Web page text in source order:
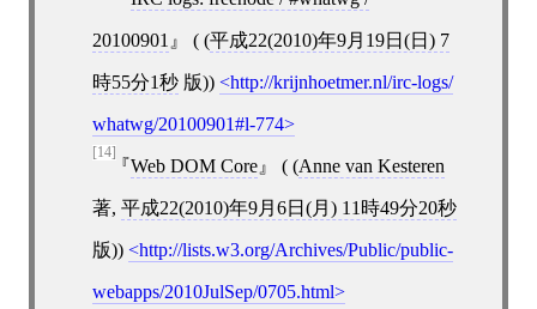
20100901 ( (平成22(2010)年9月19日(日) 7
時55分1秒版)) http://krijnhoetmer.nl/irc-logs/
whatwg/20100901#l-774
[14]
Web DOM Core ( (Anne van Kesteren
著, 平成22(2010)年9月6日(月) 11時49分20秒
版)) http://lists.w3.org/Archives/Public/public-
webapps/2010JulSep/0705.html